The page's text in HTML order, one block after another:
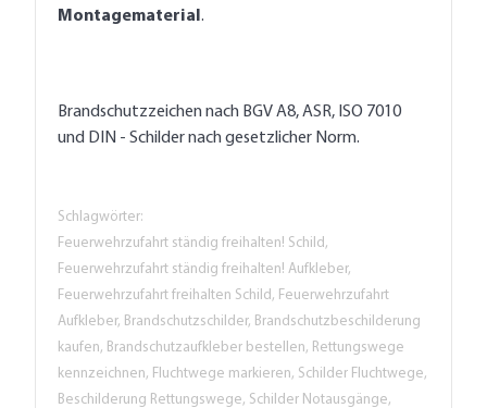
Montagematerial .
Brandschutzzeichen nach BGV A8, ASR, ISO 7010
und DIN - Schilder nach gesetzlicher Norm.
Schlagwörter:
Feuerwehrzufahrt ständig freihalten! Schild,
Feuerwehrzufahrt ständig freihalten! Aufkleber,
Feuerwehrzufahrt freihalten Schild, Feuerwehrzufahrt
Aufkleber, Brandschutzschilder, Brandschutzbeschilderung
kaufen, Brandschutzaufkleber bestellen, Rettungswege
kennzeichnen, Fluchtwege markieren, Schilder Fluchtwege,
Beschilderung Rettungswege, Schilder Notausgänge,